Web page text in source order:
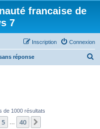
francaise de
7
Connexion
Inscription
réponse
de 1000 résultats
5 40